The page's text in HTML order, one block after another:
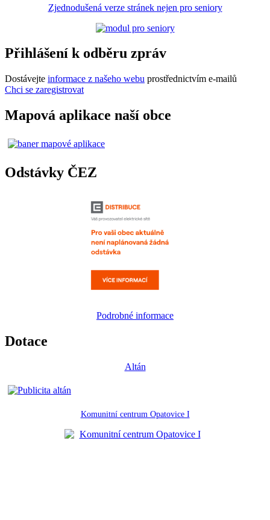
Zjednodušená verze stránek nejen pro seniory
Přihlášení k odběru zpráv
Dostávejte informace z našeho webu prostřednictvím e-mailů
Chci se zaregistrovat
Mapová aplikace naší obce
Odstávky ČEZ
Podrobné informace
Dotace
Altán
Komunitní centrum Opatovice I